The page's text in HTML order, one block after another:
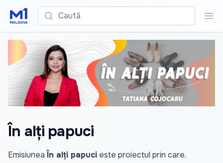
Caută
În alți papuci
Emisiunea În alți papuci este proiectul prin care,